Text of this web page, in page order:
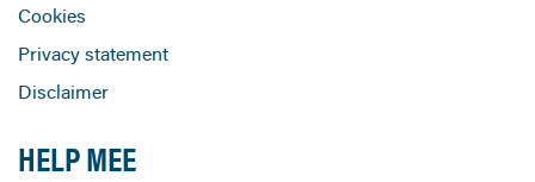
Cookies
Privacy statement
Disclaimer
HELP MEE